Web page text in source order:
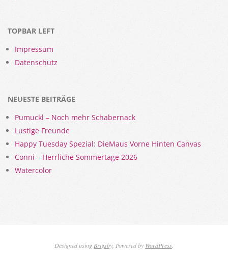
TOPBAR LEFT
Impressum
Datenschutz
NEUESTE BEITRÄGE
Pumuckl – Noch mehr Schabernack
Lustige Freunde
Happy Tuesday Spezial: DieMaus Vorne Hinten Canvas
Conni – Herrliche Sommertage 2026
Watercolor
Designed using Brigsby . Powered by WordPress